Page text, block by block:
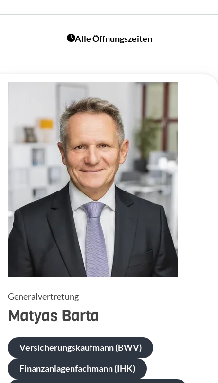
Alle Öffnungszeiten
Generalvertretung
Matyas Barta
Versicherungskaufmann (BWV)
Finanzanlagenfachmann (IHK)